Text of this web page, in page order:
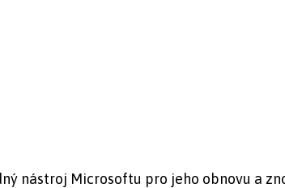
nástroj Microsoftu pro jeho obnovu a